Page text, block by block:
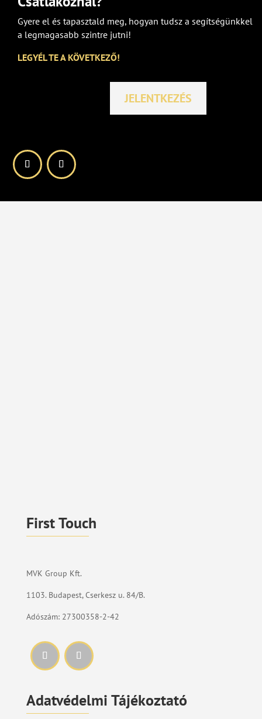
Gyere el és tapasztald meg, hogyan tudsz a segítségünkkel
a legmagasabb szintre jutni!
LEGYÉL TE A KÖVETKEZŐ!
JELENTKEZÉS
First Touch
MVK Group Kft.
1103. Budapest, Cserkesz u. 84/B.
Adószám: 27300358-2-42
Adatvédelmi Tájékoztató